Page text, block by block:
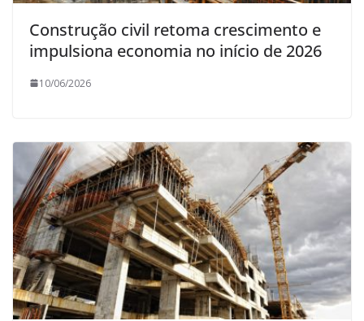
Construção civil retoma crescimento e
impulsiona economia no início de 2026
10/06/2026